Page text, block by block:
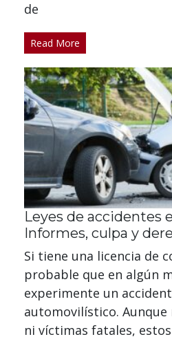
de
Read More
Leyes de accidentes
Informes, culpa y
Si tiene una licencia de
probable que en algún
experimente un
automovilístico. Aunque
ni víctimas fatales,